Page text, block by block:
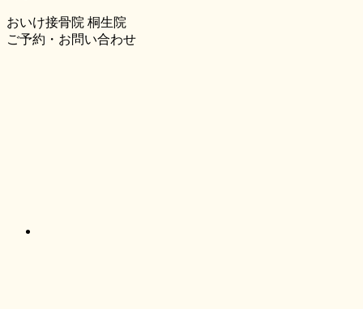
おいけ接骨院 桐生院
ご予約・お問い合わせ